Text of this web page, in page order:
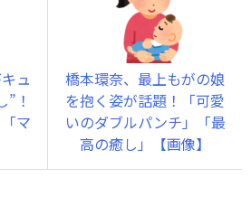
ュ
！
マ
橋本環奈、最上もがの娘
を抱く姿が話題！「可愛
いのダブルパンチ」「最
高の癒し」【画像】